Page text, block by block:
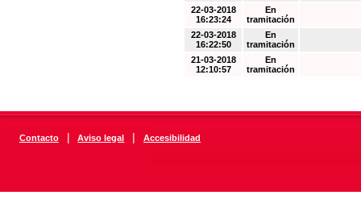
22-03-2018
16:23:24
En
tramitación
22-03-2018
16:22:50
En
tramitación
21-03-2018
12:10:57
En
tramitación
Contacto | Aviso legal | Accesibilidad